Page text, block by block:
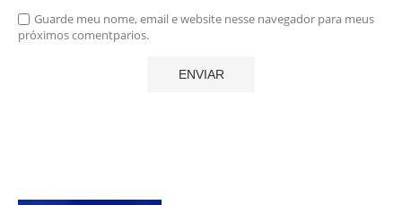
Guarde meu nome, email e website nesse navegador para meus
próximos comentparios.